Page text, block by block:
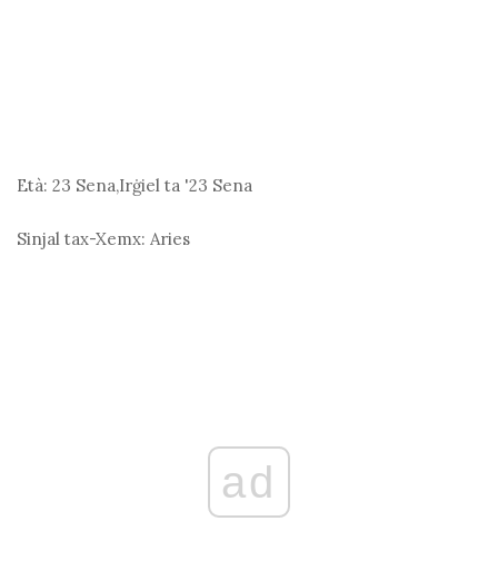
Età: 23 Sena,Irġiel ta '23 Sena
Sinjal tax-Xemx: Aries
ad